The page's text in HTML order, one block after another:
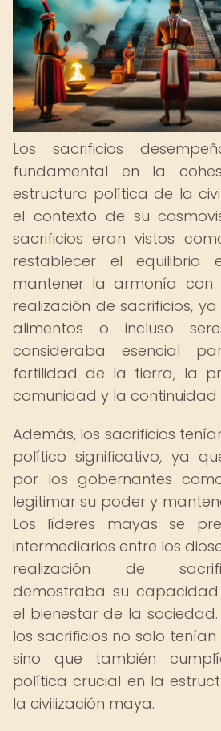
Los sacrificios
fundamental en la
estructura política de la
el contexto de su
sacrificios eran vistos
restablecer el
mantener la armonía con
realización de sacrificios,
alimentos o incluso
consideraba esencial
fertilidad de la tierra, la
comunidad y la continuidad
Además, los sacrificios
político significativo, ya
por los gobernantes
legitimar su poder y
Los líderes mayas se
intermediarios entre los
realización de
demostraba su
el bienestar de la
los sacrificios no solo
sino que también
política crucial en la
la civilización maya.